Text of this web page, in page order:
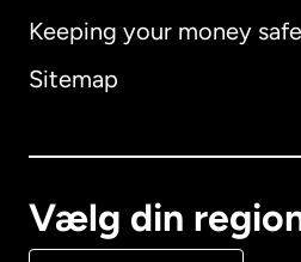
Keeping your money safe
Sitemap
Vælg din
Australien